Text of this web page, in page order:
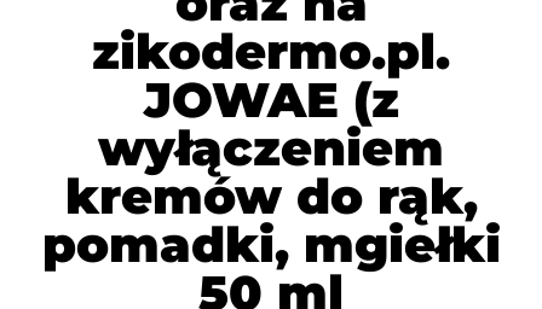
zikodermo.pl.
JOWAE (z
wyłączeniem
kremów do rąk,
pomadki, mgiełki
50 ml